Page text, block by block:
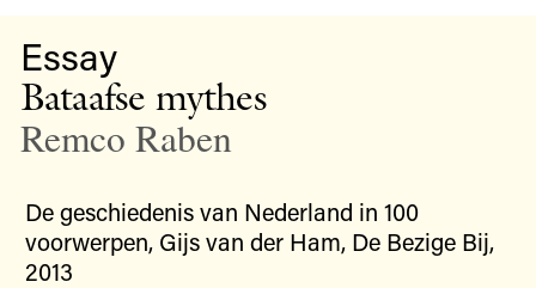
Essay
Bataafse mythes
Remco Raben
De geschiedenis van Nederland in 100
voorwerpen, Gijs van der Ham, De Bezige Bij,
2013